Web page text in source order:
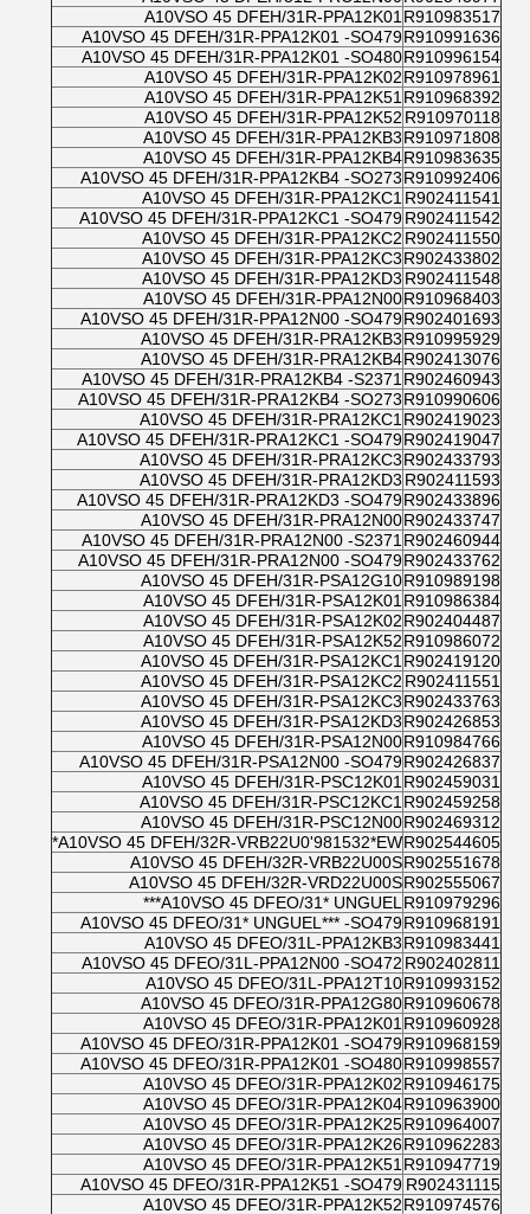
R910983517
A10VSO 45 DFEH/31R-PPA12K01
R910991636
A10VSO 45 DFEH/31R-PPA12K01 -SO479
R910996154
A10VSO 45 DFEH/31R-PPA12K01 -SO480
R910978961
A10VSO 45 DFEH/31R-PPA12K02
R910968392
A10VSO 45 DFEH/31R-PPA12K51
R910970118
A10VSO 45 DFEH/31R-PPA12K52
R910971808
A10VSO 45 DFEH/31R-PPA12KB3
R910983635
A10VSO 45 DFEH/31R-PPA12KB4
R910992406
A10VSO 45 DFEH/31R-PPA12KB4 -SO273
R902411541
A10VSO 45 DFEH/31R-PPA12KC1
R902411542
A10VSO 45 DFEH/31R-PPA12KC1 -SO479
R902411550
A10VSO 45 DFEH/31R-PPA12KC2
R902433802
A10VSO 45 DFEH/31R-PPA12KC3
R902411548
A10VSO 45 DFEH/31R-PPA12KD3
R910968403
A10VSO 45 DFEH/31R-PPA12N00
R902401693
A10VSO 45 DFEH/31R-PPA12N00 -SO479
R910995929
A10VSO 45 DFEH/31R-PRA12KB3
R902413076
A10VSO 45 DFEH/31R-PRA12KB4
R902460943
A10VSO 45 DFEH/31R-PRA12KB4 -S2371
R910990606
A10VSO 45 DFEH/31R-PRA12KB4 -SO273
R902419023
A10VSO 45 DFEH/31R-PRA12KC1
R902419047
A10VSO 45 DFEH/31R-PRA12KC1 -SO479
R902433793
A10VSO 45 DFEH/31R-PRA12KC3
R902411593
A10VSO 45 DFEH/31R-PRA12KD3
R902433896
A10VSO 45 DFEH/31R-PRA12KD3 -SO479
R902433747
A10VSO 45 DFEH/31R-PRA12N00
R902460944
A10VSO 45 DFEH/31R-PRA12N00 -S2371
R902433762
A10VSO 45 DFEH/31R-PRA12N00 -SO479
R910989198
A10VSO 45 DFEH/31R-PSA12G10
R910986384
A10VSO 45 DFEH/31R-PSA12K01
R902404487
A10VSO 45 DFEH/31R-PSA12K02
R910986072
A10VSO 45 DFEH/31R-PSA12K52
R902419120
A10VSO 45 DFEH/31R-PSA12KC1
R902411551
A10VSO 45 DFEH/31R-PSA12KC2
R902433763
A10VSO 45 DFEH/31R-PSA12KC3
R902426853
A10VSO 45 DFEH/31R-PSA12KD3
R910984766
A10VSO 45 DFEH/31R-PSA12N00
R902426837
A10VSO 45 DFEH/31R-PSA12N00 -SO479
R902459031
A10VSO 45 DFEH/31R-PSC12K01
R902459258
A10VSO 45 DFEH/31R-PSC12KC1
R902469312
A10VSO 45 DFEH/31R-PSC12N00
R902544605
A10VSO 45 DFEH/32R-VRB22U0'981532*EW*
R902551678
A10VSO 45 DFEH/32R-VRB22U00S
R902555067
A10VSO 45 DFEH/32R-VRD22U00S
R910979296
A10VSO 45 DFEO/31* UNGUEL***
R910968191
A10VSO 45 DFEO/31* UNGUEL*** -SO479
R910983441
A10VSO 45 DFEO/31L-PPA12KB3
R902402811
A10VSO 45 DFEO/31L-PPA12N00 -SO472
R910993152
A10VSO 45 DFEO/31L-PPA12T10
R910960678
A10VSO 45 DFEO/31R-PPA12G80
R910960928
A10VSO 45 DFEO/31R-PPA12K01
R910968159
A10VSO 45 DFEO/31R-PPA12K01 -SO479
R910998557
A10VSO 45 DFEO/31R-PPA12K01 -SO480
R910946175
A10VSO 45 DFEO/31R-PPA12K02
R910963900
A10VSO 45 DFEO/31R-PPA12K04
R910964007
A10VSO 45 DFEO/31R-PPA12K25
R910962283
A10VSO 45 DFEO/31R-PPA12K26
R910947719
A10VSO 45 DFEO/31R-PPA12K51
R902431115
A10VSO 45 DFEO/31R-PPA12K51 -SO479
R910974576
A10VSO 45 DFEO/31R-PPA12K52